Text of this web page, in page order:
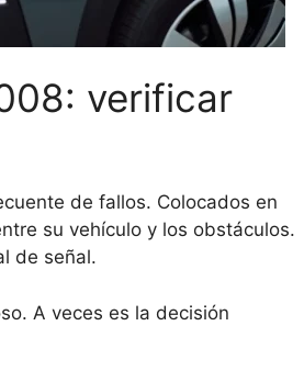
verificar
de fallos. Colocados en
su vehículo y los obstáculos.
de señal.
A veces es la decisión